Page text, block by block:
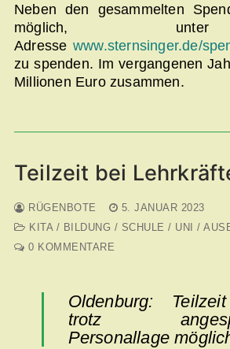
Neben den gesammelten
möglich,
Adresse www.sternsinger.de/
zu spenden. Im vergangenen
Millionen Euro zusammen.
Teilzeit bei
RÜGENBOTE
5. JANUAR 2023
KITA / BILDUNG / SCHULE / UNI /
0 KOMMENTARE
Oldenburg:
trotz
Personallage